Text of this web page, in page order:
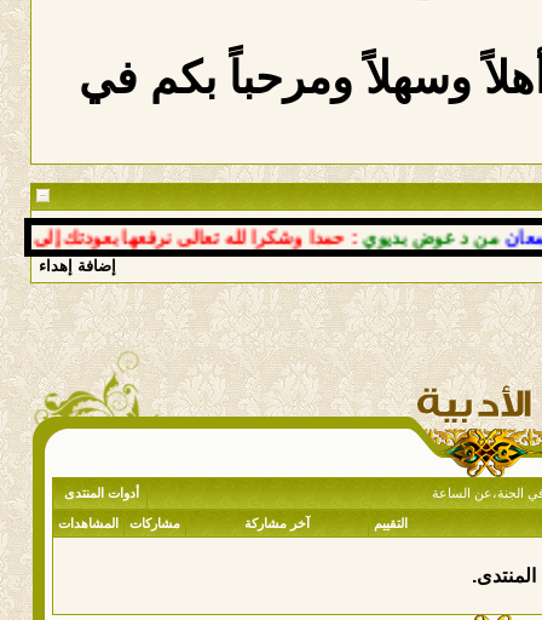
وسهلاً ومرحباً بكم في
د عوض بديوي : حمدا وشكرا لله تعالى نرفعها بعودتك إلى
إضافة إهداء
في الجنة،عن الساعة أدوات المنتدى
التقييم آخر مشاركة مشاركات المشاهدات